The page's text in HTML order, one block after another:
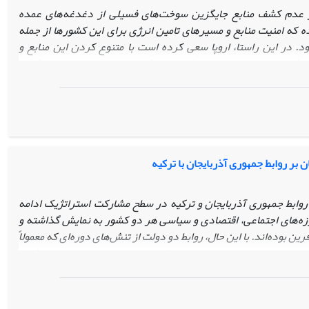
عدم کشف منابع جایگزین سوخت‌های فسیلی از دغدغه‌های عمده
امنیت منابع و مسیرهای تامین انرژی برای این کشورها از جمله
در این راستا، اروپا سعی کرده است با متنوع کردن این منابع و
دهد این موضوع باعث توجه ویژه اتحادیه اروپا به منطقه قفقاز
نفوذ روسیه، اتحادیه اروپا را با چالش‌های گوناگونی مواجه
و تامین امنیت انرژی خود از ابزار‌های گوناگونی استفاده می‌نماید و
خواهیم کرد با مطالعه مسائلی که امنیت انرژی اروپا را با تهدید
ساختار اروپایی، حضور خود را در این منطقه افزایش داده و بر
روابط جمهوری آذربایجان با ترکیه
جمهوری آذربایجان و ترکیه در سطح مشارکت استراتژیک ادامه
اجتماعی، اقتصادی و سیاسی هر دو کشور به نمایش گذاشته و
بوده‌اند. با این حال، روابط دو دولت از تنش‌های دوره‌ای که معمولاً
نیست. از جمله می‌توان به تنش اخیر در مناسبات دو دولت اشاره
می‌باشد. تنش اخیر در مناسبات طرفین، برخلاف تنش‌های پیشین از
بود. این موضوع، به‌رغم تلاش‌های گسترده مقامات دو کشور برای
طرفین در برداشته است. به گونه‌ای که اگر درایت و هوشیاری